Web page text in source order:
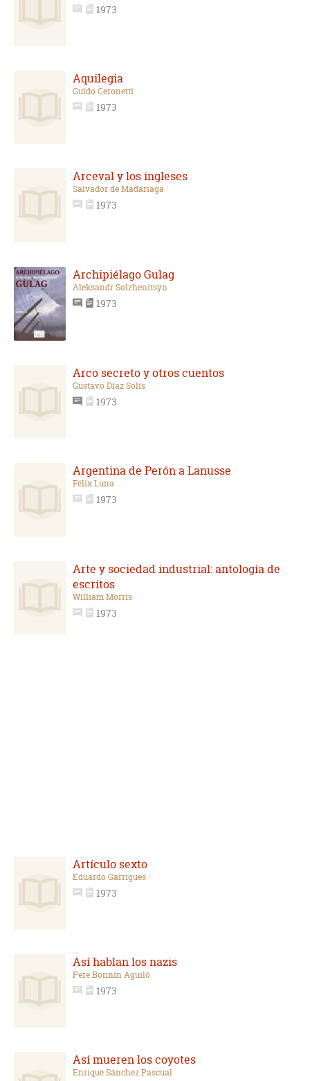
1973
Aquilegia
Guido Ceronetti
1973
Arceval y los ingleses
Salvador de Madariaga
1973
Archipiélago Gulag
Aleksandr Solzhenitsyn
1973
Arco secreto y otros cuentos
Gustavo Díaz Solís
1973
Argentina de Perón a Lanusse
Félix Luna
1973
Arte y sociedad industrial: antología de
escritos
William Morris
1973
Artículo sexto
Eduardo Garrigues
1973
Así hablan los nazis
Pere Bonnín Aguiló
1973
Así mueren los coyotes
Enrique Sánchez Pascual